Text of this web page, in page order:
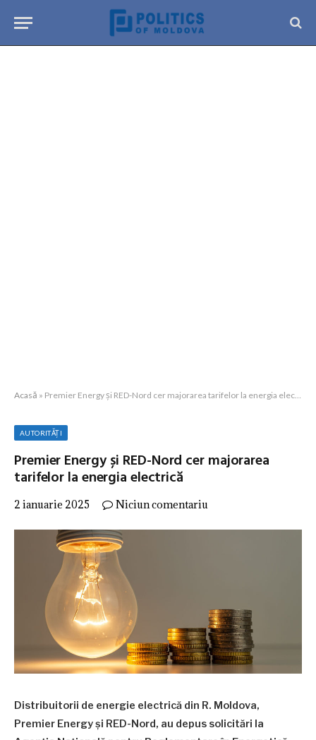
Acasă » Premier Energy și RED-Nord cer majorarea tarifelor la energia electrică
AUTORITĂȚI
Premier Energy și RED-Nord cer majorarea
tarifelor la energia electrică
2 ianuarie 2025 Niciun comentariu
Distribuitorii de energie electrică din R. Moldova,
Premier Energy și RED-Nord, au depus solicitări la